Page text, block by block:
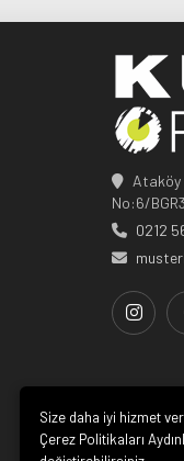
Ataköy
No:6/
0212
Size daha iyi hizmet
Çerez Politikaları